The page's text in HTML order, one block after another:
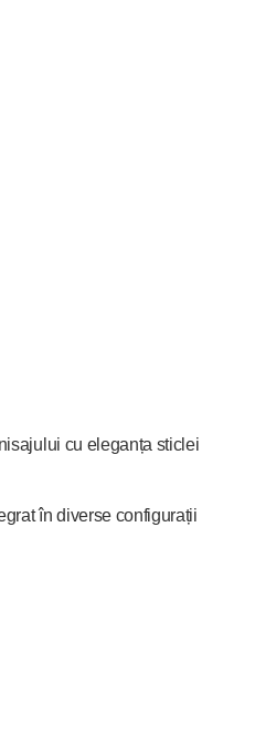
acoperită doar cu pervazuri.
cu eleganța sticlei
în diverse configurații